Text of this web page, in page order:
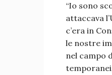
“Io sono
attaccava
c’era in
le nostre
nel campo